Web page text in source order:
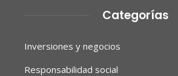
Categorías
Inversiones y negocios
Responsabilidad social